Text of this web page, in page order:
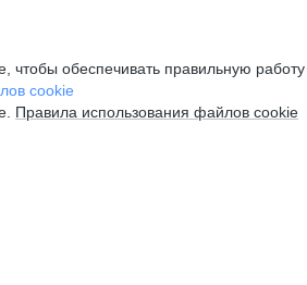
обеспечивать правильную
cookie
Правила использования файлов cookie